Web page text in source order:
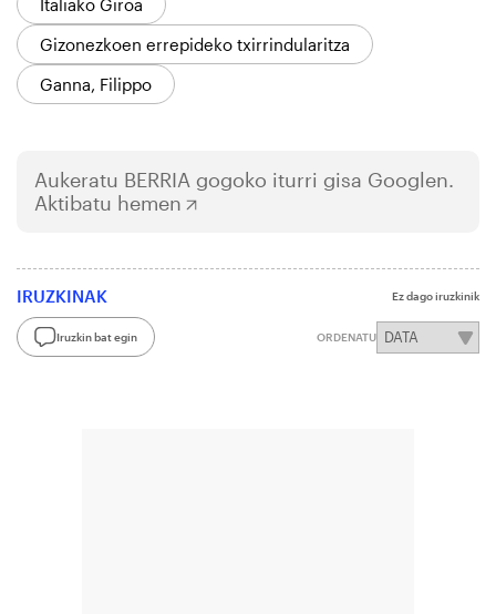
Italiako Giroa
Gizonezkoen errepideko txirrindularitza
Ganna, Filippo
Aukeratu BERRIA gogoko iturri gisa Googlen.
Aktibatu hemen
IRUZKINAK Ez dago iruzkinik
Iruzkin bat egin ORDENATU